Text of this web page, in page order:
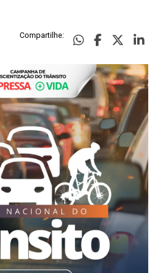
Compartilhe: